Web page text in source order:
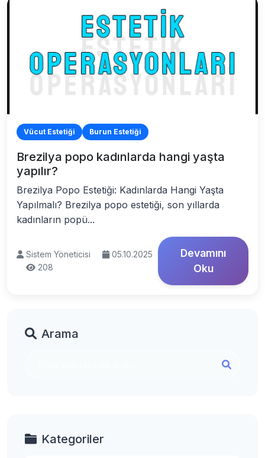
Vücut Estetiği Burun Estetiği
Brezilya popo kadınlarda hangi yaşta
yapılır?
Brezilya Popo Estetiği: Kadınlarda Hangi Yaşta
Yapılmalı? Brezilya popo estetiği, son yıllarda
kadınların popü...
Sistem Yöneticisi
05.10.2025
208
Devamını
Oku
Arama
Kategoriler